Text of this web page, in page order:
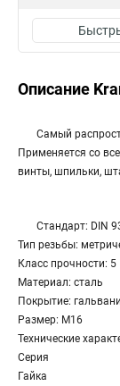
Описание
Самый
Применяется со
винты, шпильки,
Стандарт: DIN
Тип резьбы:
Класс прочности: 5
Материал: сталь
Покрытие:
Размер: М16
Технические
Серия
Гайка